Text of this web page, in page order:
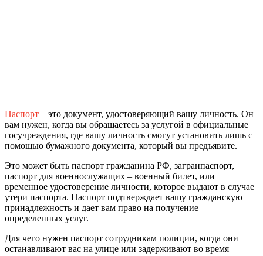
Паспорт – это документ, удостоверяющий вашу личность. Он
вам нужен, когда вы обращаетесь за услугой в официальные
госучреждения, где вашу личность смогут установить лишь с
помощью бумажного документа, который вы предъявите.
Это может быть паспорт гражданина РФ, загранпаспорт,
паспорт для военнослужащих – военный билет, или
временное удостоверение личности, которое выдают в случае
утери паспорта. Паспорт подтверждает вашу гражданскую
принадлежность и дает вам право на получение
определенных услуг.
Для чего нужен паспорт сотрудникам полиции, когда они
останавливают вас на улице или задерживают во время